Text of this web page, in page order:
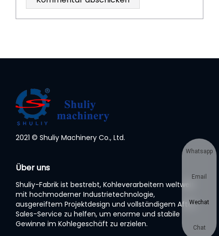
2021 © Shuliy Machinery Co., Ltd.
Über uns
Shuliy-Fabrik ist bestrebt, Kohleverarbeitern weltweit
mit hochmoderner Industrietechnologie,
ausgereiftem Projektdesign und vollständigem After-
Sales-Service zu helfen, um enorme und stabile
Gewinne im Kohlegeschäft zu erzielen.
Whatsapp
Email
Wechat
Chat